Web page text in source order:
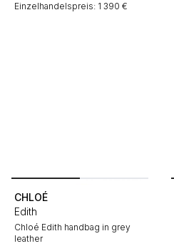
Einzelhandelspreis: 1 390 €
CHLOÉ
Edith
Chloé Edith handbag in grey
leather